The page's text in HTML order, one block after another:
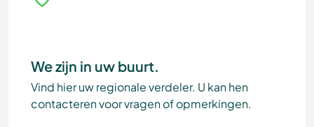
We zijn in uw buurt.
Vind hier uw regionale verdeler. U kan hen
contacteren voor vragen of opmerkingen.